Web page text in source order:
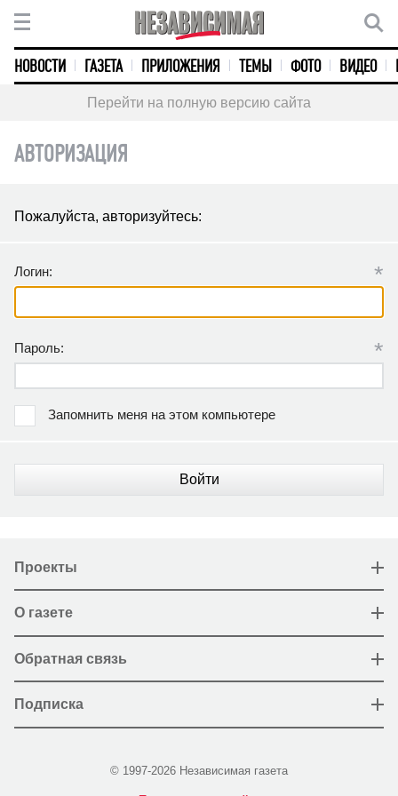
НОВОСТИ ГАЗЕТА ПРИЛОЖЕНИЯ ТЕМЫ ФОТО ВИДЕО
Перейти на полную версию сайта
АВТОРИЗАЦИЯ
Пожалуйста, авторизуйтесь:
Логин: *
Пароль: *
Запомнить меня на этом компьютере
Войти
Проекты
О газете
Обратная связь
Подписка
© 1997-2026 Независимая газета